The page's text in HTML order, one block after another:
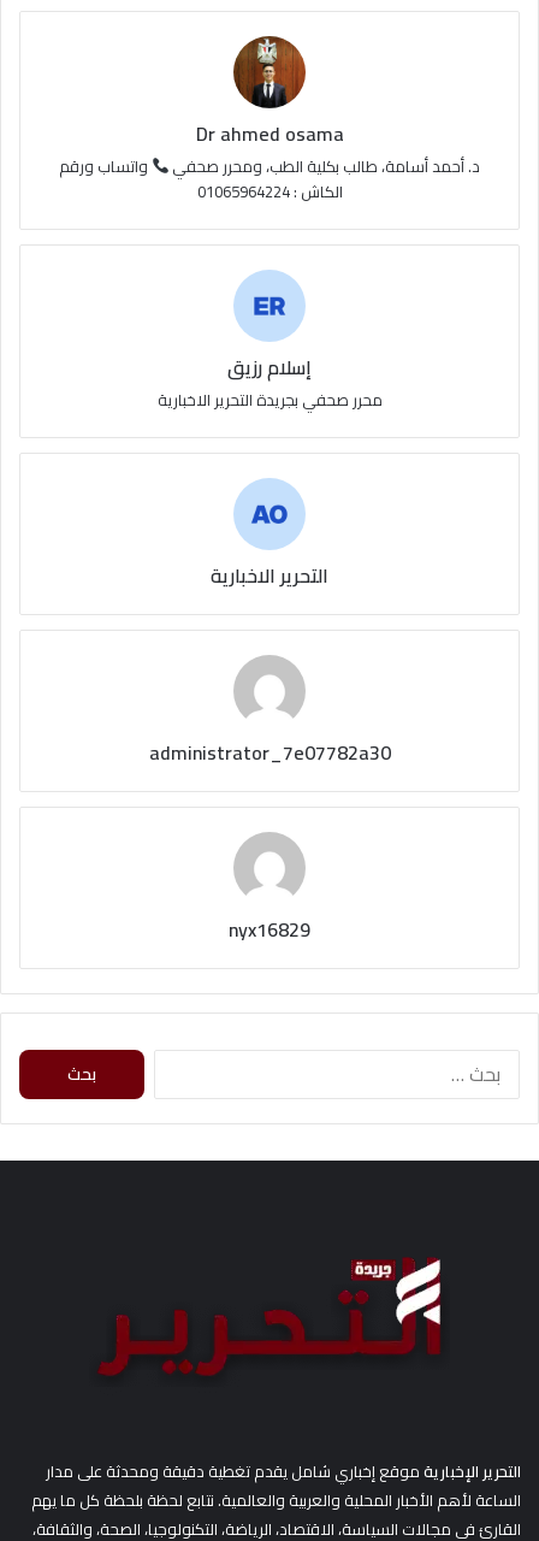
ع
R
S
S
Dr ahmed osama
د. أحمد أسامة، طالب بكلية الطب، ومحرر صحفي
واتساب ورقم
الكاش : 01065964224
إسلام رزيق
محرر صحفي بجريدة التحرير الاخبارية
التحرير الاخبارية
administrator_7e07782a30
nyx16829
ث
التحرير الإخباريةموقع إخباري شامل يقدم تغطية دقيقة ومحدثة على مدار
الساعة لأهم الأخبار المحلية والعربية والعالمية. نتابع لحظة بلحظة كل ما يهم
القارئ في مجالات السياسة، الاقتصاد، الرياضة، التكنولوجيا، الصحة، والثقافة،